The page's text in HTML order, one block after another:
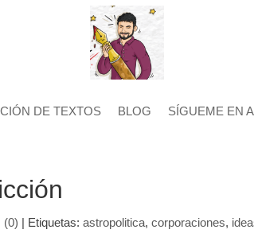
DE TEXTOS BLOG SÍGUEME EN
(0) | Etiquetas:astropolitica,corporaciones,